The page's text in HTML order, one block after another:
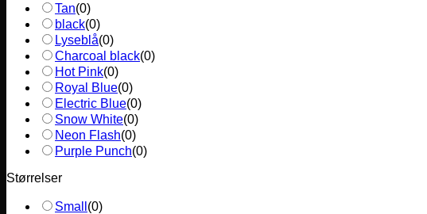
Tan(0)
black(0)
Lyseblå(0)
Charcoal black(0)
Hot Pink(0)
Royal Blue(0)
Electric Blue(0)
Snow White(0)
Neon Flash(0)
Purple Punch(0)
Størrelser
Small (0)